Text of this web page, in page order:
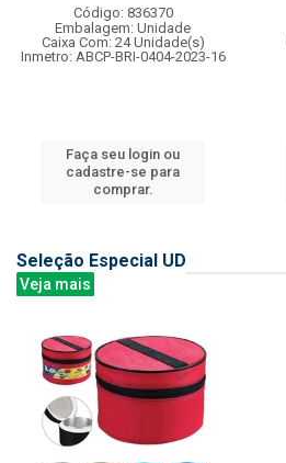
Código: 836370
Embalagem: Unidade
Caixa Com: 24 Unidade(s)
Inmetro: ABCP-BRI-0404-2023-16
Faça seu login ou
cadastre-se para
comprar.
Seleção Especial UD
Veja mais